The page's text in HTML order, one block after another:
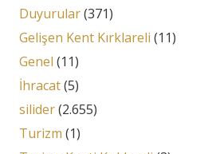
Duyurular(371)
Gelişen Kent Kırklareli (11)
Genel (11)
İhracat(5)
silider(2.655)
Turizm (1)